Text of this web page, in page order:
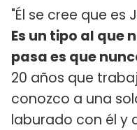
"Él se cree que es
Es un tipo al que
pasa es que
20 años que
conozco a una
laburado con él y